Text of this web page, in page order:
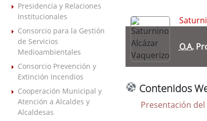
Presidencia y Relaciones
Institucionales
Consorcio para la Gestión
de Servicios
Medioambientales
Consorcio Prevención y
Extinción Incendios
Cooperación Municipal y
Atención a Alcaldes y
Alcaldesas
O.A.
Contenidos
Presentación